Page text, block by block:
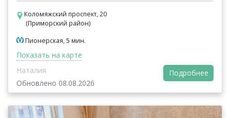
Коломяжский проспект, 20
(Приморский район)
Пионерская, 5 мин.
Показать на карте
Наталия
Обновлено 08.08.2026
Подробнее